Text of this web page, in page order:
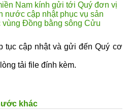
Nam kính gửi tới Quý đơn vị
nước cập nhật phục vụ sản
Đồng bằng sông Cửu
tục cập nhật và gửi đến Quý cơ
tải file đính kèm.
khác